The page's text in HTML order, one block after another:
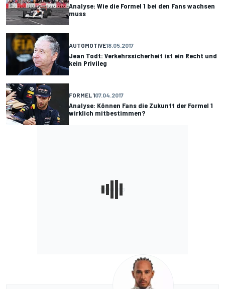
Analyse: Wie die Formel 1 bei den Fans wachsen
muss
AUTOMOTIVE18.05.2017
Jean Todt: Verkehrssicherheit ist ein Recht und
kein Privileg
FORMEL 107.04.2017
Analyse: Können Fans die Zukunft der Formel 1
wirklich mitbestimmen?